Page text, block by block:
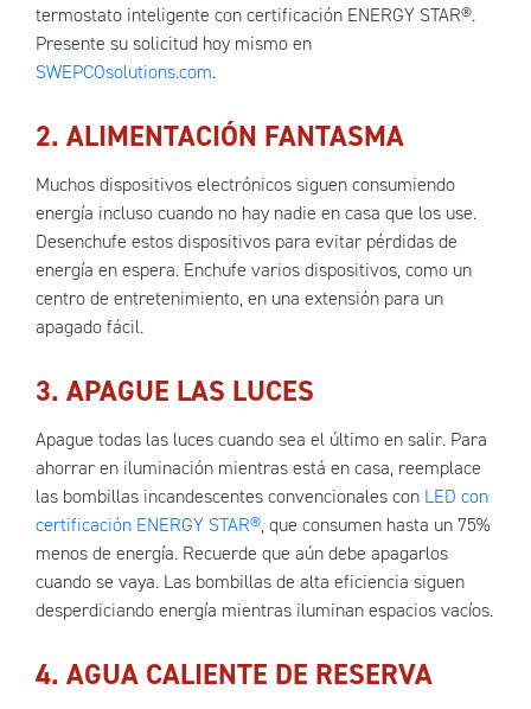
termostato inteligente con certificación ENERGY STAR®.
Presente su solicitud hoy mismo en
SWEPCOsolutions.com.
2. ALIMENTACIÓN FANTASMA
Muchos dispositivos electrónicos siguen consumiendo
energía incluso cuando no hay nadie en casa que los use.
Desenchufe estos dispositivos para evitar pérdidas de
energía en espera. Enchufe varios dispositivos, como un
centro de entretenimiento, en una extensión para un
apagado fácil.
3. APAGUE LAS LUCES
Apague todas las luces cuando sea el último en salir. Para
ahorrar en iluminación mientras está en casa, reemplace
las bombillas incandescentes convencionales con LED con
certificación ENERGY STAR®, que consumen hasta un 75%
menos de energía. Recuerde que aún debe apagarlos
cuando se vaya. Las bombillas de alta eficiencia siguen
desperdiciando energía mientras iluminan espacios vacíos.
4. AGUA CALIENTE DE RESERVA